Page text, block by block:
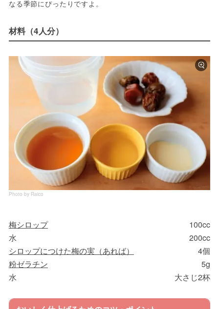
なる季節にぴったりですよ。
材料（4人分）
Photo by Raico
梅シロップ
100cc
水
200cc
シロップにつけた梅の実（あれば）
4個
粉ゼラチン
5g
水
大さじ2杯